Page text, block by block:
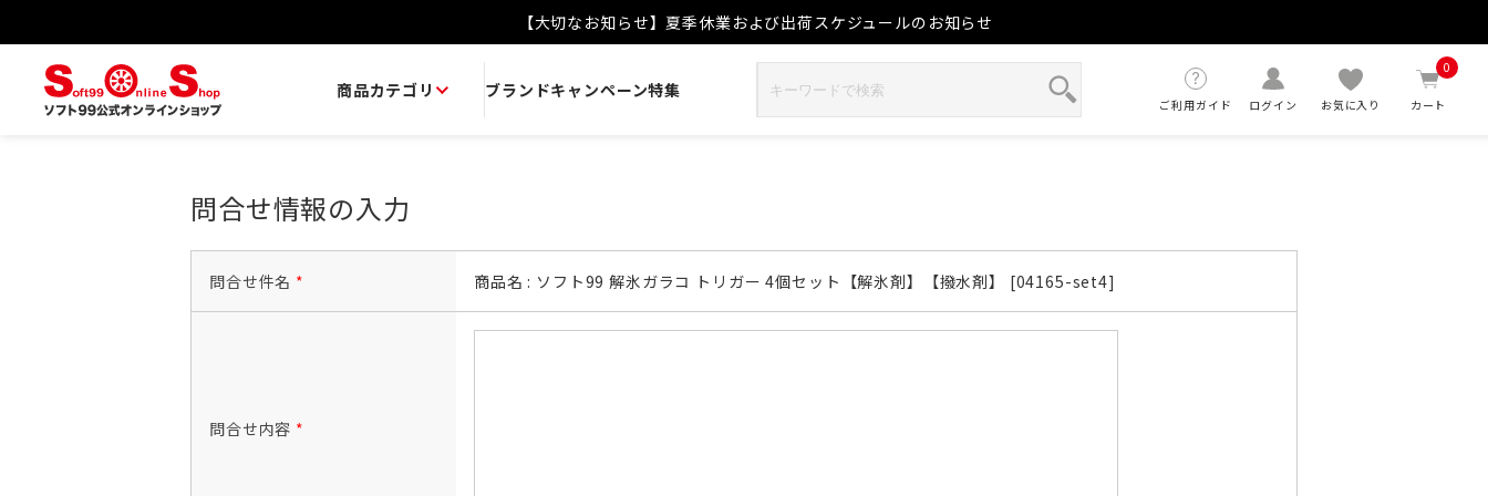
【大切なお知らせ】夏季休業および出荷スケジュールのお知らせ
商品カテゴリ ブランドキャンペーン特集
ご利用ガイド ログイン お気に入り カート
0
問合せ情報の入力
問合せ件名 * 商品名 : ソフト99 解氷ガラコ トリガー 4個セット【解氷剤】【撥水剤】 [04165-set4]
問合せ内容 *